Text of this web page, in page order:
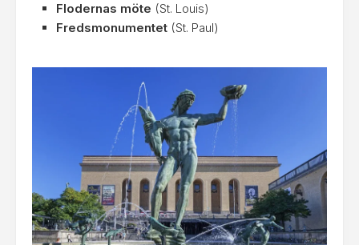
Flodernas möte (St. Louis)
Fredsmonumentet (St. Paul)